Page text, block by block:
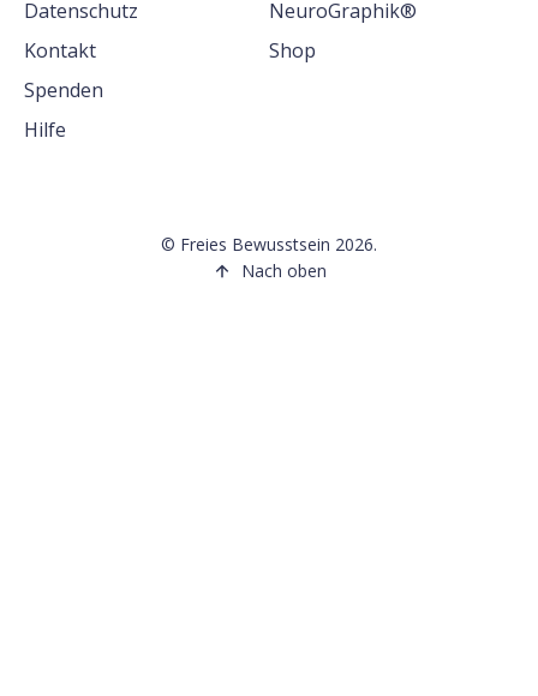
Datenschutz
Kontakt
Spenden
Hilfe
NeuroGraphik®
Shop
© Freies Bewusstsein 2026.
Nach oben